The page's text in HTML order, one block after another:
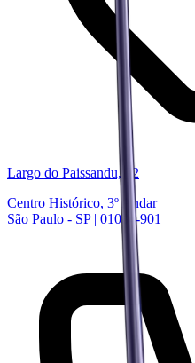
Largo do Paissandu, 72
Centro Histórico, 3º Andar
São Paulo - SP | 01034-901